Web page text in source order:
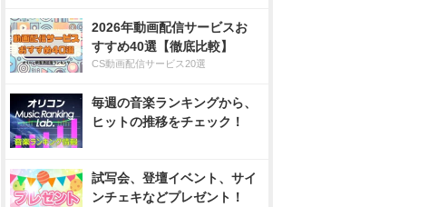
2026年動画配信サービスお
すすめ40選【徹底比較】
CS動画配信サービス20選
毎週の音楽ランキングから、
ヒットの推移をチェック！
試写会、登壇イベント、サイ
ンチェキなどプレゼント！